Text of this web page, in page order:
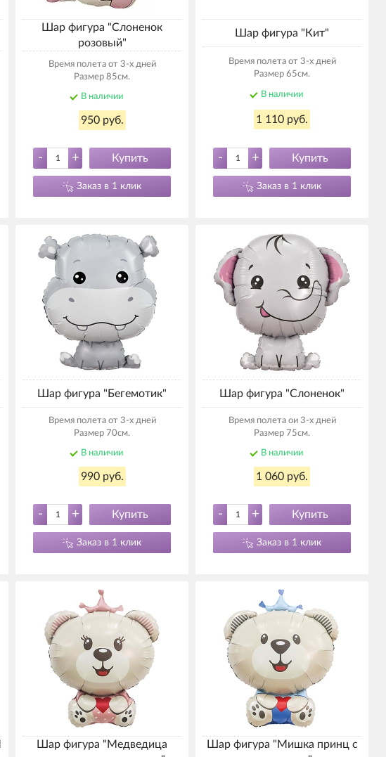
Шар фигура "Слоненок
розовый"
Время полета от 3-х дней
Размер 85см.
В наличии
950 руб.
- + Купить
Заказ в 1 клик
Шар фигура "Кит"
Время полета от 3-х дней
Размер 65см.
В наличии
1 110 руб.
- + Купить
Заказ в 1 клик
Шар фигура "Бегемотик"
Время полета от 3-х дней
Размер 70см.
В наличии
990 руб.
- + Купить
Заказ в 1 клик
Шар фигура "Слоненок"
Время полета ои 3-х дней
Размер 75см.
В наличии
1 060 руб.
- + Купить
Заказ в 1 клик
Шар фигура "Медведица
Шар фигура "Мишка принц с